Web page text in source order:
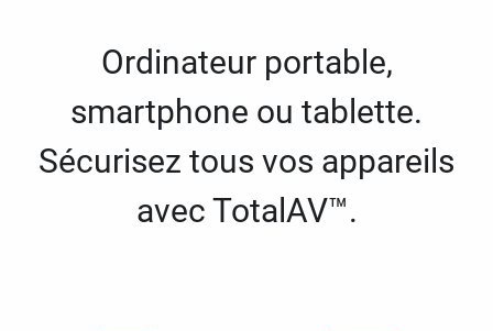
Ordinateur portable,
smartphone ou tablette.
Sécurisez tous vos appareils
avec TotalAV™.